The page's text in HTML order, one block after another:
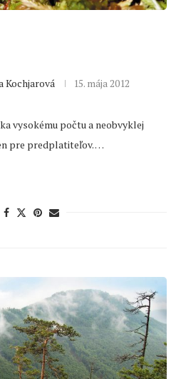
Kochjarová 15. mája 2012
vysokému počtu a neobvyklej
pre predplatiteľov. …